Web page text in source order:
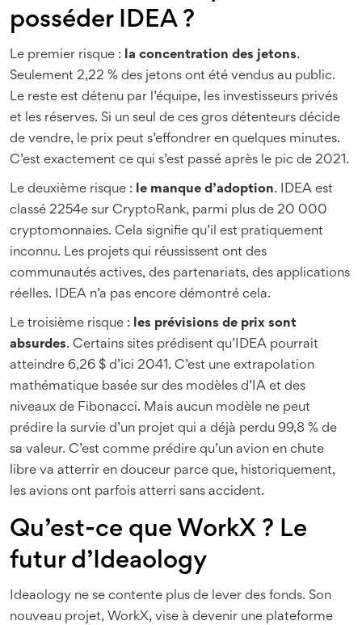
posséder IDEA ?
Le premier risque : la concentration des jetons.
Seulement 2,22 % des jetons ont été vendus au public.
Le reste est détenu par l’équipe, les investisseurs privés
et les réserves. Si un seul de ces gros détenteurs décide
de vendre, le prix peut s’effondrer en quelques minutes.
C’est exactement ce qui s’est passé après le pic de 2021.
Le deuxième risque : le manque d’adoption. IDEA est
classé 2254e sur CryptoRank, parmi plus de 20 000
cryptomonnaies. Cela signifie qu’il est pratiquement
inconnu. Les projets qui réussissent ont des
communautés actives, des partenariats, des applications
réelles. IDEA n’a pas encore démontré cela.
Le troisième risque : les prévisions de prix sont
absurdes. Certains sites prédisent qu’IDEA pourrait
atteindre 6,26 $ d’ici 2041. C’est une extrapolation
mathématique basée sur des modèles d’IA et des
niveaux de Fibonacci. Mais aucun modèle ne peut
prédire la survie d’un projet qui a déjà perdu 99,8 % de
sa valeur. C’est comme prédire qu’un avion en chute
libre va atterrir en douceur parce que, historiquement,
les avions ont parfois atterri sans accident.
Qu’est-ce que WorkX ? Le
futur d’Ideaology
Ideaology ne se contente plus de lever des fonds. Son
nouveau projet, WorkX, vise à devenir une plateforme